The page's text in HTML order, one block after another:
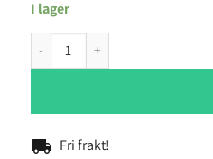
I lager
Temptech Classique CLX15SB
local_shipping Fri frakt!